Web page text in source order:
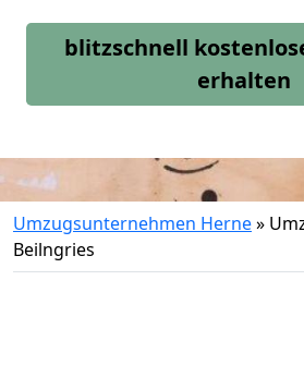
blitzschnell
erhalten
Umzugsunternehmen Herne»
Beilngries